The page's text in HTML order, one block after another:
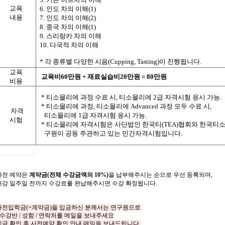
교육
내용
6. 인도 차의 이해(1)
7. 인도 차의 이해(2)
8. 중국 차의 이해(1)
9. 스리랑카 차의 이해
10. 다국적 차의 이해
* 각 종류별 다양한 시음(Cupping, Tasting)이 진행됩니다.
교육
비용
교육비 60만원 + 재료실습비 20만원 = 80만원
자격
시험
* 티소믈리에 과정 수료 시, 티소믈리에 2급 자격시험 응시 가능.
* 티소믈리에 과정, 티소믈리에 Advanced 과정 모두 수료 시,
티소믈리에 1급 자격시험 응시 가능.
* 티소믈리에 자격시험은 사단법인 한국티(TEA)협회와 한국티
구원이 공동 주관하고 있는 민간자격시험입니다.
전 예약은 계약금(전체 수강금액의 10%)을 납부해주시는 순으로 우선 등록되며,
강 일주일 전까지 수강료를 완납해주시면 수강 확정됩니다.
전입학금(=계약금)을 입금하신 분께서는 연구원으로
수강반 /성함 / 연락처를 메일을 보내주세요
금 확인 후 사전예약 확인 안내 메일을 보내드립니다.